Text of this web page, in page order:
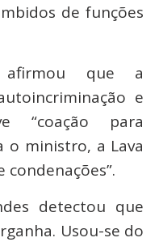
de funções
afirmou que a
e
“coação para
o ministro, a Lava
condenações”.
detectou que
Usou-se do